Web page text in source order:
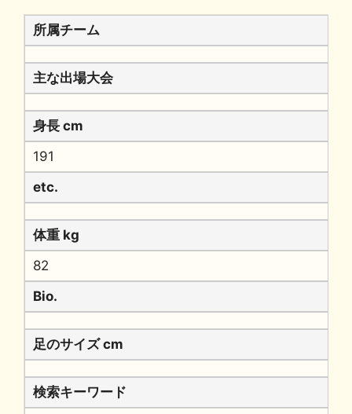
所属チーム
主な出場大会
身長 cm
191
etc.
体重 kg
82
Bio.
足のサイズ cm
検索キーワード